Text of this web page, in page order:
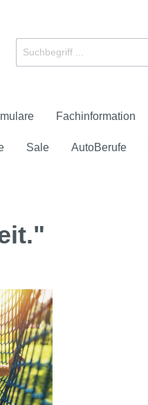
Fachinformation
Sale AutoBerufe
und Verkauf
und -flyer
Sommerreifen
Downloads